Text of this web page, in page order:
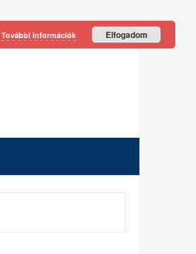
További információk Elfogadom